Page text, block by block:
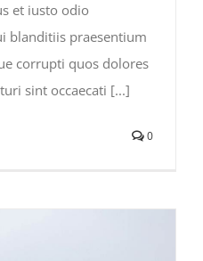
et iusto odio
blanditiis praesentium
corrupti quos dolores
sint occaecati [...]
0